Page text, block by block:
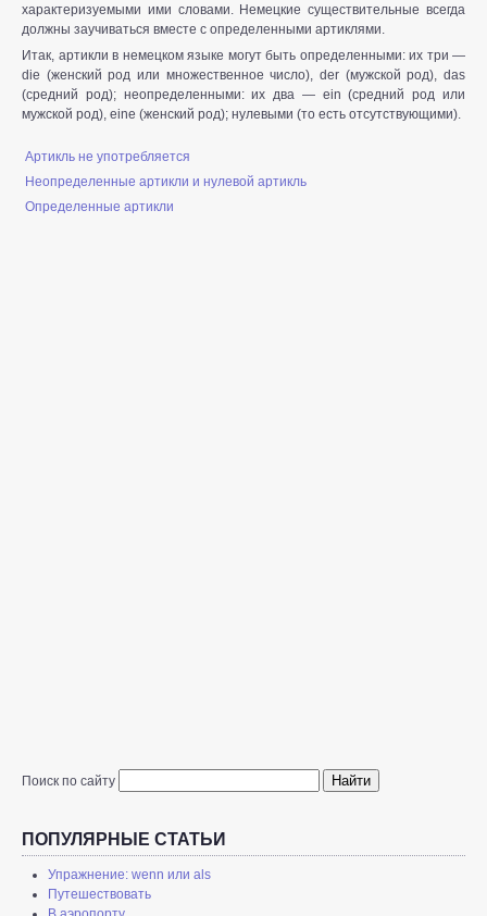
характеризуемыми ими словами. Немецкие существительные всегда
должны заучиваться вместе с определенными артиклями.
Итак, артикли в немецком языке могут быть определенными: их три —
die (женский род или множественное число), der (мужской род), das
(средний род); неопределенными: их два — ein (средний род или
мужской род), eine (женский род); нулевыми (то есть отсутствующими).
Артикль не употребляется
Неопределенные артикли и нулевой артикль
Определенные артикли
Поиск по сайту Найти
ПОПУЛЯРНЫЕ СТАТЬИ
Упражнение: wenn или als
Путешествовать